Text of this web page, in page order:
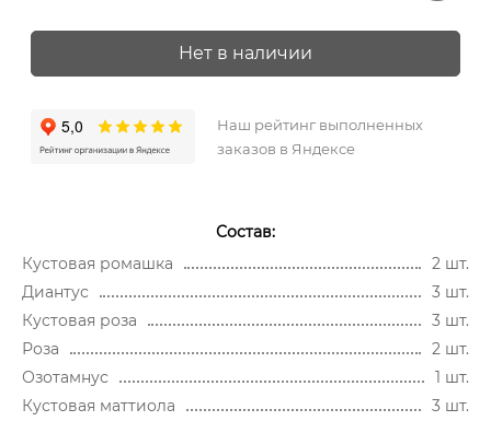
Нет в наличии
Наш рейтинг выполненных
заказов в Яндексе
Состав:
Кустовая ромашка
2 шт.
Диантус
3 шт.
Кустовая роза
3 шт.
Роза
2 шт.
Озотамнус
1 шт.
Кустовая маттиола
3 шт.